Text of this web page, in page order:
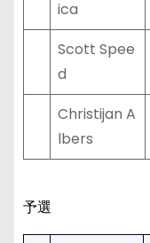
ica
Scott Spee
d
Christijan A
lbers
予選